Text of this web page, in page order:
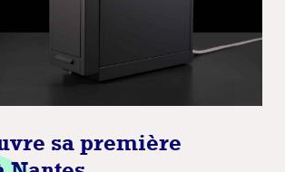
sa première